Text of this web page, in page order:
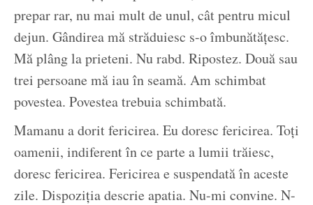
prepar rar, nu mai mult de unul, cât pentru micul
dejun. Gândirea mă străduiesc s-o îmbunătățesc.
Mă plâng la prieteni. Nu rabd. Ripostez. Două sau
trei persoane mă iau în seamă. Am schimbat
povestea. Povestea trebuia schimbată.
Mamanu a dorit fericirea. Eu doresc fericirea. Toți
oamenii, indiferent în ce parte a lumii trăiesc,
doresc fericirea. Fericirea e suspendată în aceste
zile. Dispoziția descrie apatia. Nu-mi convine. N-